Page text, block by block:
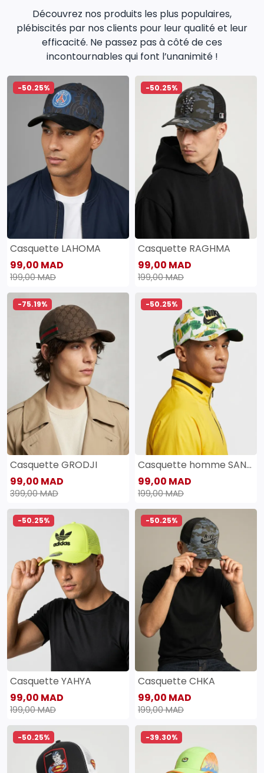
Découvrez nos produits les plus populaires,
plébiscités par nos clients pour leur qualité et leur
efficacité. Ne passez pas à côté de ces
incontournables qui font l’unanimité !
-50.25%
Casquette LAHOMA
99,00 MAD
199,00 MAD
-50.25%
Casquette RAGHMA
99,00 MAD
199,00 MAD
-75.19%
Casquette GRODJI
99,00 MAD
399,00 MAD
-50.25%
Casquette homme SANAS
99,00 MAD
199,00 MAD
-50.25%
Casquette YAHYA
99,00 MAD
199,00 MAD
-50.25%
Casquette CHKA
99,00 MAD
199,00 MAD
-50.25% -39.30%